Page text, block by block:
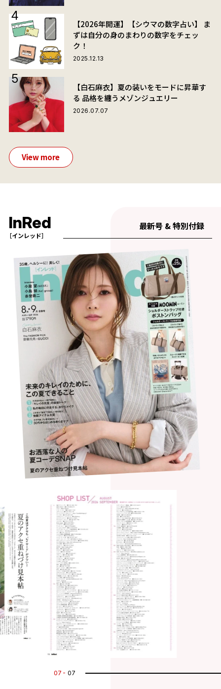
【2026年開運】【シウマの数字占い】 ま
ずは自分の身のまわりの数字をチェッ
ク！
2025.12.13
【白石麻衣】夏の装いをモードに昇華す
る 品格を纏うメゾンジュエリー
2026.07.07
View more
InRed
［インレッド］
最新号 & 特別付録
07 07